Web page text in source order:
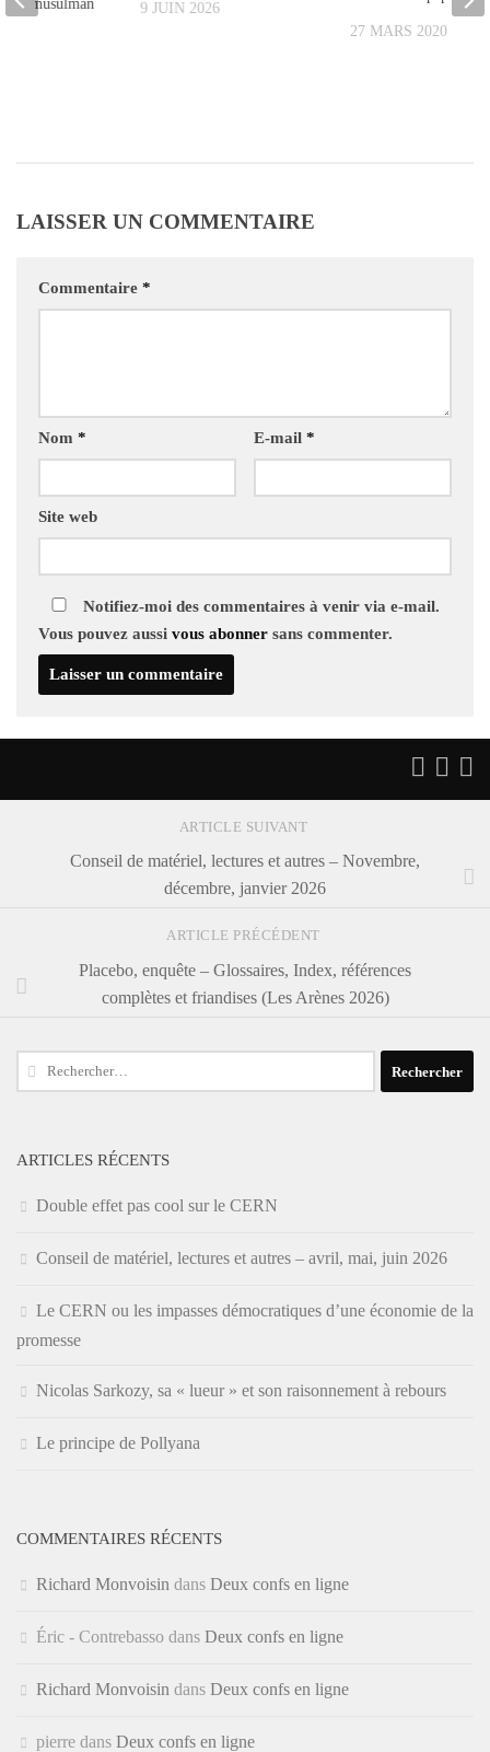
9 JUIN 2026
27 MARS 2020
musulman
LAISSER UN COMMENTAIRE
Commentaire *
Nom * E-mail *
Site web
Notifiez-moi des commentaires à venir via e-mail.
Vous pouvez aussi vous abonner sans commenter.
ARTICLE SUIVANT
Conseil de matériel, lectures et autres – Novembre,
décembre, janvier 2026
ARTICLE PRÉCÉDENT
Placebo, enquête – Glossaires, Index, références
complètes et friandises (Les Arènes 2026)
Rechercher :
ARTICLES RÉCENTS
Double effet pas cool sur le CERN
Conseil de matériel, lectures et autres – avril, mai, juin 2026
Le CERN ou les impasses démocratiques d’une économie de la
promesse
Nicolas Sarkozy, sa « lueur » et son raisonnement à rebours
Le principe de Pollyana
COMMENTAIRES RÉCENTS
Richard Monvoisin dans Deux confs en ligne
Éric - Contrebasso dans Deux confs en ligne
Richard Monvoisin dans Deux confs en ligne
pierre dans Deux confs en ligne